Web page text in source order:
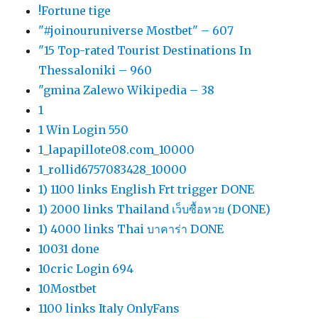
!Fortune tige
"#joinouruniverse Mostbet" – 607
"15 Top-rated Tourist Destinations In
Thessaloniki – 960
"gmina Zalewo Wikipedia – 38
1
1 Win Login 550
1_lapapillote08.com_10000
1_rollid6757083428_10000
1) 1100 links English Frt trigger DONE
1) 2000 links Thailand เว็บซื้อหวย (DONE)
1) 4000 links Thai บาคาร่า DONE
10031 done
10cric Login 694
10Mostbet
1100 links Italy OnlyFans